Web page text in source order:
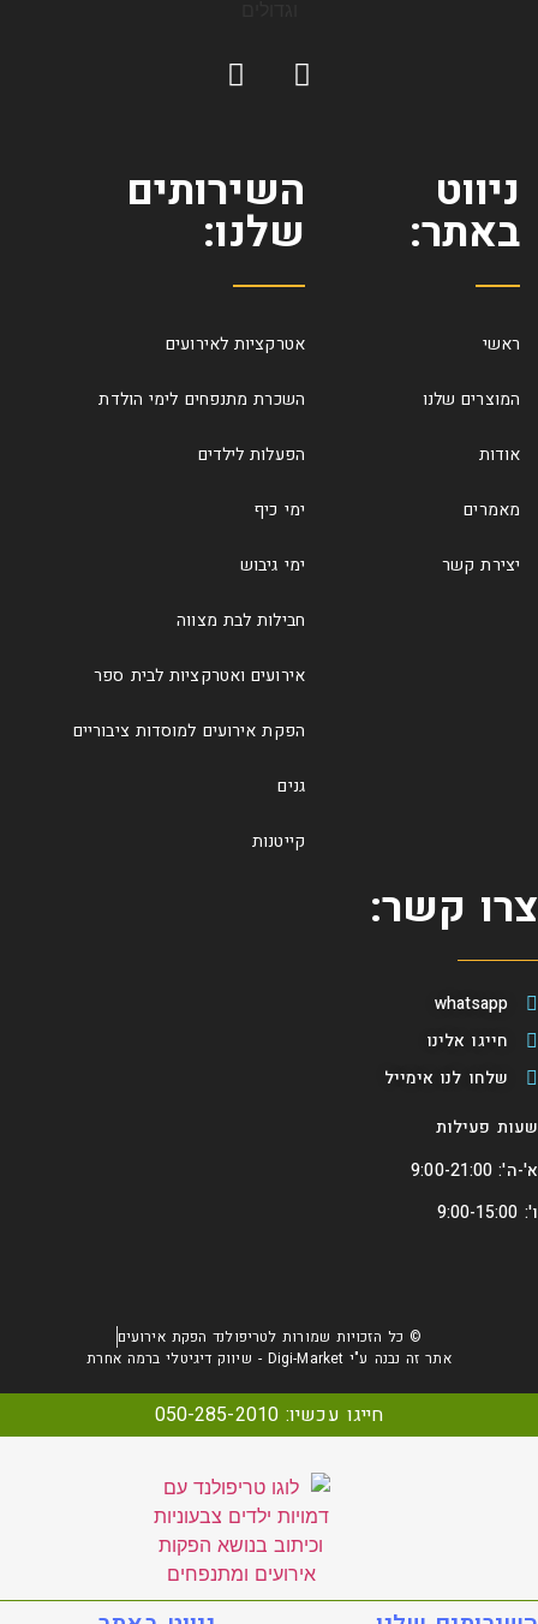
ניווט
באתר:
ראשי
המוצרים שלנו
אודות
מאמרים
יצירת קשר
השירותים
שלנו:
אטרקציות לאירועים
השכרת מתנפחים לימי הולדת
הפעלות לילדים
ימי כיף
ימי גיבוש
חבילות לבת מצווה
אירועים ואטרקציות לבית ספר
הפקת אירועים למוסדות ציבוריים
גנים
קייטנות
צרו קשר:
whatsapp
חייגו אלינו
שלחו לנו אימייל
שעות פעילות
א'-ה': 9:00-21:00
ו': 9:00-15:00
© כל הזכויות שמורות לטריפולנד הפקת אירועים
אתר זה נבנה ע"י Digi-Market - שיווק דיגיטלי ברמה אחרת
חייגו עכשיו: 050-285-2010